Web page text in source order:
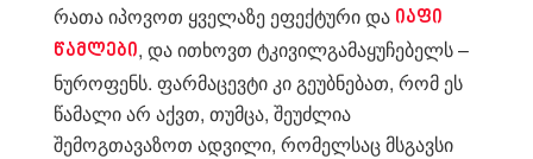
რათა იპოვოთ ყველაზე ეფექტური და იაფი
წამლები, და ითხოვთ ტკივილგამაყუჩებელს –
ნუროფენს. ფარმაცევტი კი გეუბნებათ, რომ ეს
წამალი არ აქვთ, თუმცა, შეუძლია
შემოგთავაზოთ ადვილი, რომელსაც მსგავსი